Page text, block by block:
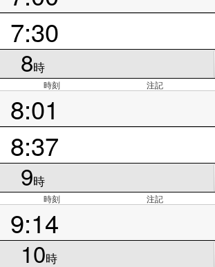
7:30
8時
時刻 注記
8:01
8:37
9時
時刻 注記
9:14
10時